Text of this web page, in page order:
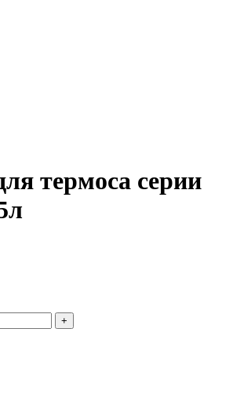
термоса серии
+